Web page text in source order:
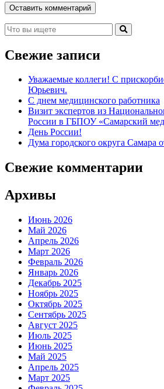
Свежие записи
Уважаемые коллеги! С
Юрьевич.
С днем медицинского работника
Визит экспертов из
России в ГБПОУ «Самарский
День России!
Дума городского округа Самара
Свежие комментарии
Архивы
Июнь 2026
Май 2026
Апрель 2026
Март 2026
Февраль 2026
Январь 2026
Декабрь 2025
Ноябрь 2025
Октябрь 2025
Сентябрь 2025
Август 2025
Июль 2025
Июнь 2025
Май 2025
Апрель 2025
Март 2025